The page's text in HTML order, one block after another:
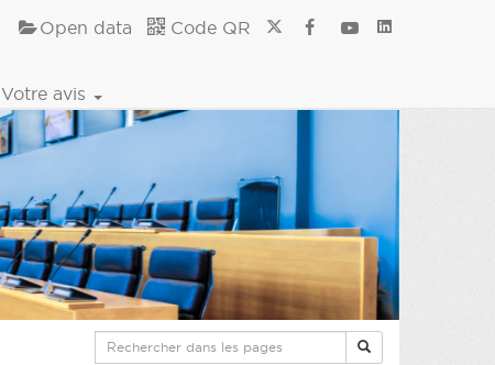
Open data Code QR
Votre avis